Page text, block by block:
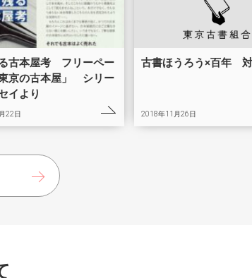
古本屋考 フリーペー
京の古本屋」 シリー
イより
22日
古書ほうろう×百年
2018年11月26日